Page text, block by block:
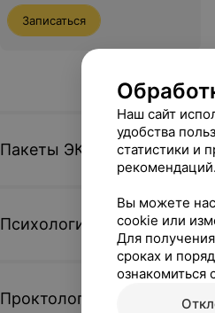
Записаться
Пакеты ЭКО
Психология
Проктология
Наш сайт
удобства
статистики и
рекомендаций.
Вы можете
cookie или
Для
сроках и
ознакомиться